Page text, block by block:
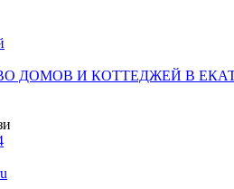
ДОМОВ И КОТТЕДЖЕЙ В